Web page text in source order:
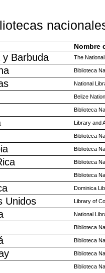
Nombre
y Barbuda The
Biblioteca
National
Belize
Biblioteca
Library and
Biblioteca
Biblioteca
Biblioteca
Biblioteca
Dominica
Unidos Library of
National
Biblioteca
Biblioteca
Biblioteca
Biblioteca